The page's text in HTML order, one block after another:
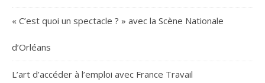
« C’est quoi un spectacle ? » avec la Scène Nationale
d’Orléans
L’art d’accéder à l’emploi avec France Travail